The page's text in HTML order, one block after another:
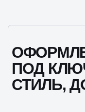
ПОД
СТИЛЬ,